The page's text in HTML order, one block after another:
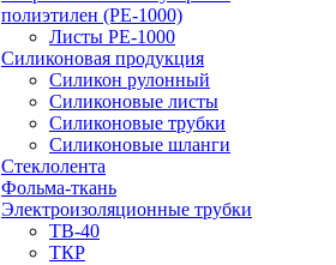
полиэтилен (PE-1000)
Листы РЕ-1000
Силиконовая продукция
Силикон рулонный
Силиконовые листы
Силиконовые трубки
Силиконовые шланги
Стеклолента
Фольма-ткань
Электроизоляционные трубки
ТВ-40
ТКР